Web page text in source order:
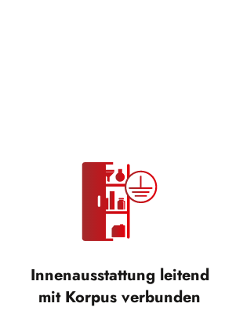
Innenausstattung leitend
mit Korpus verbunden